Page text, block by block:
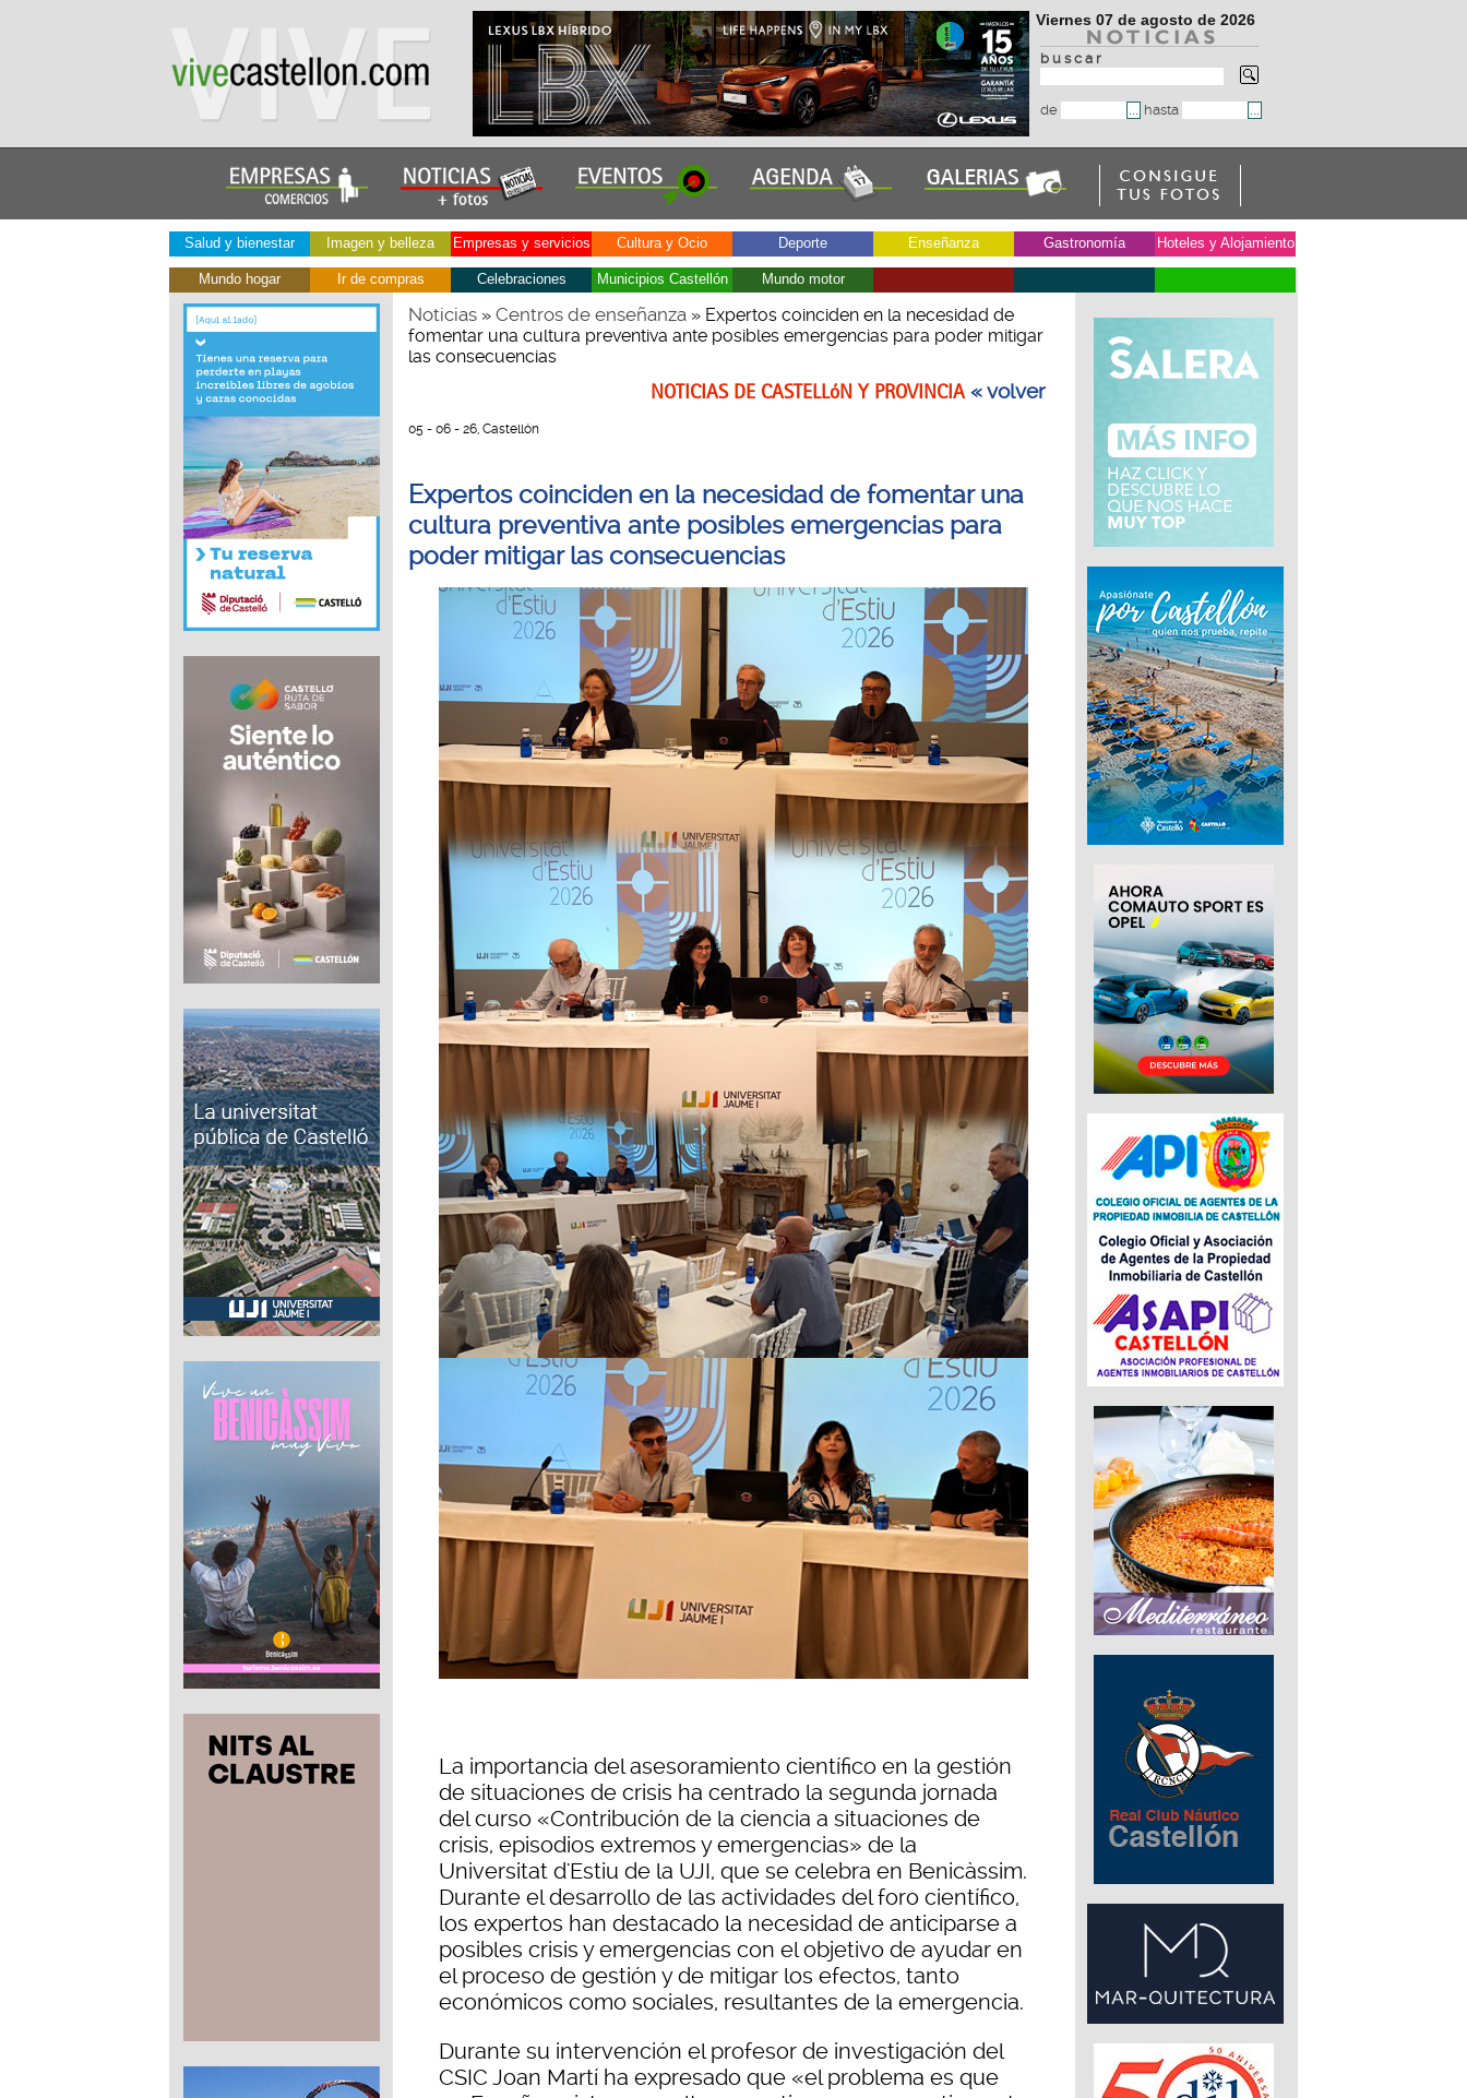
Viernes 07 de agosto de 2026
b u s c a r
de hasta
Salud y bienestar Imagen y belleza Empresas y servicios Cultura y Ocio Deporte Enseñanza Gastronomía Hoteles y Alojamiento
Mundo hogar Ir de compras Celebraciones Municipios Castellón Mundo motor
Noticias» Centros de enseñanza» Expertos coinciden en la necesidad de
fomentar una cultura preventiva ante posibles emergencias para poder mitigar
las consecuencias
NOTICIAS DE CASTELLóN Y PROVINCIA« volver
05 - 06 - 26, Castellón
Expertos coinciden en la necesidad de fomentar una
cultura preventiva ante posibles emergencias para
poder mitigar las consecuencias
La importancia del asesoramiento científico en la gestión
de situaciones de crisis ha centrado la segunda jornada
del curso «Contribución de la ciencia a situaciones de
crisis, episodios extremos y emergencias» de la
Universitat d'Estiu de la UJI, que se celebra en Benicàssim.
Durante el desarrollo de las actividades del foro científico,
los expertos han destacado la necesidad de anticiparse a
posibles crisis y emergencias con el objetivo de ayudar en
el proceso de gestión y de mitigar los efectos, tanto
económicos como sociales, resultantes de la emergencia.
Durante su intervención el profesor de investigación del
CSIC Joan Martí ha expresado que «el problema es que